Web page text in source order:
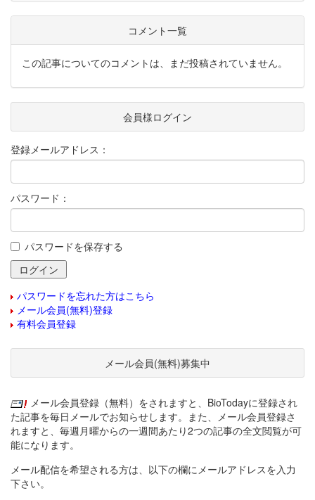
コメント一覧
この記事についてのコメントは、まだ投稿されていません。
会員様ログイン
登録メールアドレス：
パスワード：
パスワードを保存する
パスワードを忘れた方はこちら
メール会員(無料)登録
有料会員登録
メール会員(無料)募集中
メール会員登録（無料）をされますと、BioTodayに登録され
た記事を毎日メールでお知らせします。また、メール会員登録さ
れますと、毎週月曜からの一週間あたり2つの記事の全文閲覧が可
能になります。
メール配信を希望される方は、以下の欄にメールアドレスを入力
下さい。